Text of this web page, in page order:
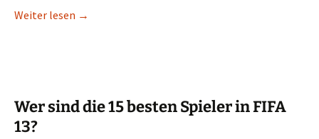
Weiter lesen Dishonored: Vom hoch gehandelten
→
Wer sind die 15 besten Spieler in FIFA
13?